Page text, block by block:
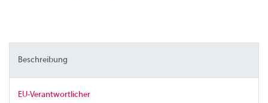
Beschreibung
EU-Verantwortlicher